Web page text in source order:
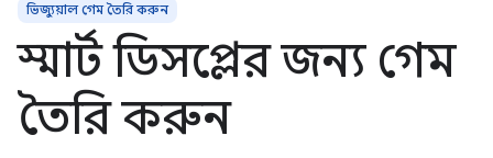
ভিজ্যুয়াল গেম তৈরি করুন
স্মার্ট ডিসপ্লের জন্য গেম
তৈরি করুন